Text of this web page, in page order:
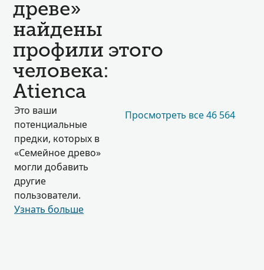
древе»
найдены
профили этого
человека:
Atienca
Это ваши
потенциальные
предки, которых в
«Семейное древо»
могли добавить
другие
пользователи.
Узнать больше
Просмотреть все 46 564